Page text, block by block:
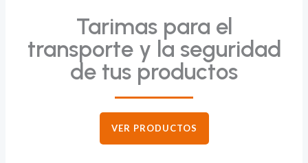
Tarimas para el
transporte y la seguridad
de tus productos
VER PRODUCTOS